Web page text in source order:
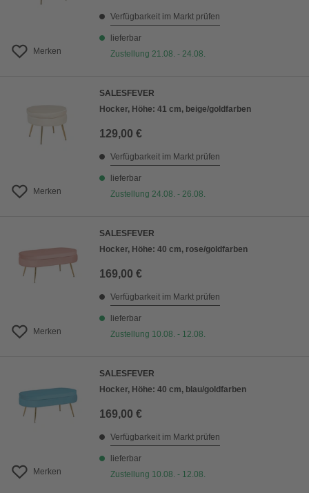
Merken
Verfügbarkeit im Markt prüfen
lieferbar
Zustellung 21.08. - 24.08.
Merken
SALESFEVER
Hocker, Höhe: 41 cm, beige/goldfarben
129,00 €
Verfügbarkeit im Markt prüfen
lieferbar
Zustellung 24.08. - 26.08.
Merken
SALESFEVER
Hocker, Höhe: 40 cm, rose/goldfarben
169,00 €
Verfügbarkeit im Markt prüfen
lieferbar
Zustellung 10.08. - 12.08.
Merken
SALESFEVER
Hocker, Höhe: 40 cm, blau/goldfarben
169,00 €
Verfügbarkeit im Markt prüfen
lieferbar
Zustellung 10.08. - 12.08.